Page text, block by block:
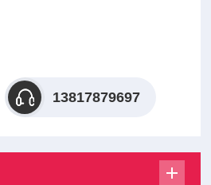
13817879697